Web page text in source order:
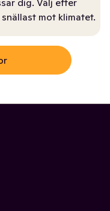
mot klimatet.